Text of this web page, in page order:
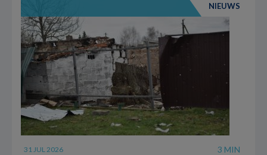
NIEUWS
31 JUL 2026 3 MIN